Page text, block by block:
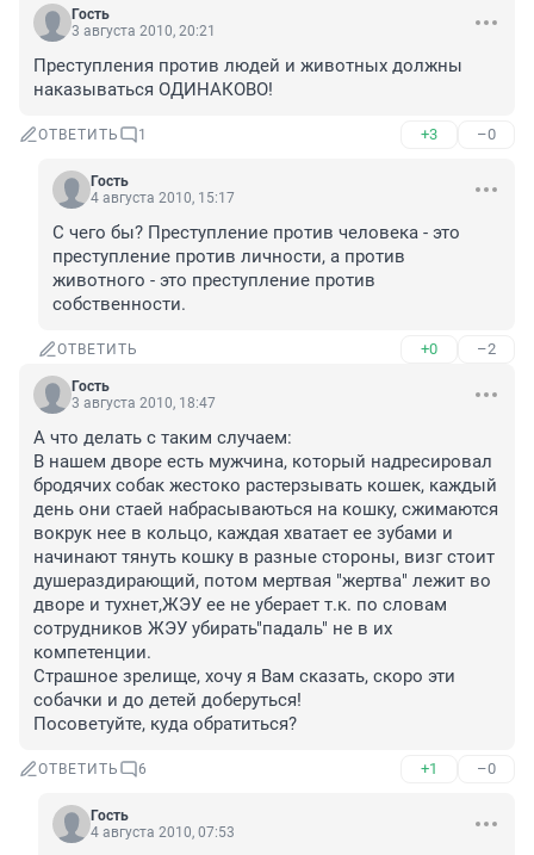
Гость
3 августа 2010, 20:21
Преступления против людей и животных должны
наказываться ОДИНАКОВО!
ОТВЕТИТЬ 1 +3 –0
Гость
4 августа 2010, 15:17
С чего бы? Преступление против человека - это
преступление против личности, а против
животного - это преступление против
собственности.
ОТВЕТИТЬ +0 –2
Гость
3 августа 2010, 18:47
А что делать с таким случаем:
В нашем дворе есть мужчина, который надресировал
бродячих собак жестоко растерзывать кошек, каждый
день они стаей набрасываються на кошку, сжимаются
вокрук нее в кольцо, каждая хватает ее зубами и
начинают тянуть кошку в разные стороны, визг стоит
душераздирающий, потом мертвая "жертва" лежит во
дворе и тухнет,ЖЭУ ее не уберает т.к. по словам
сотрудников ЖЭУ убирать"падаль" не в их
компетенции.
Страшное зрелище, хочу я Вам сказать, скоро эти
собачки и до детей доберуться!
Посоветуйте, куда обратиться?
ОТВЕТИТЬ 6 +1 –0
Гость
4 августа 2010, 07:53